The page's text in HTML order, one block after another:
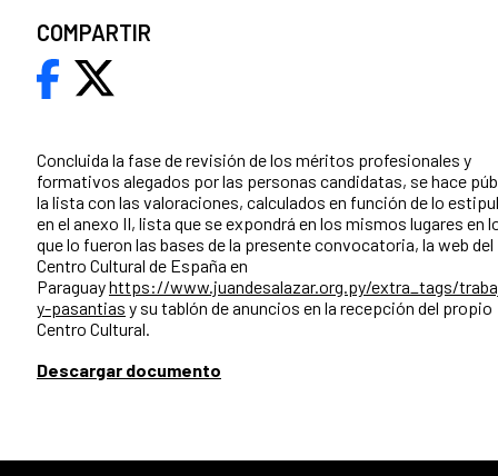
Concluida la fase de revisión de los méritos profesionales y
formativos alegados por las personas candidatas, se hace
la lista con las valoraciones, calculados en función de lo
en el anexo II, lista que se expondrá en los mismos lugares en
que lo fueron las bases de la presente convocatoria, la web del
Centro Cultural de España en
Paraguayhttps://www.juandesalazar.org.py/extra_tags/
y-pasantias y su tablón de anuncios en la recepción del propio
Centro Cultural.
Descargar documento
COMPARTIR